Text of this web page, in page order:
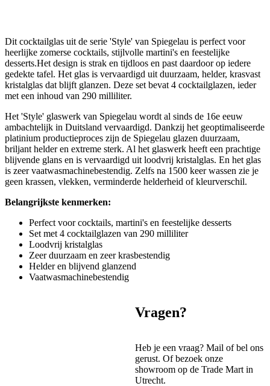
Dit cocktailglas uit de serie 'Style' van Spiegelau is perfect voor
heerlijke zomerse cocktails, stijlvolle martini's en feestelijke
desserts.Het design is strak en tijdloos en past daardoor op iedere
gedekte tafel. Het glas is vervaardigd uit duurzaam, helder, krasvast
kristalglas dat blijft glanzen. Deze set bevat 4 cocktailglazen, ieder
met een inhoud van 290 milliliter.
Het 'Style' glaswerk van Spiegelau wordt al sinds de 16e eeuw
ambachtelijk in Duitsland vervaardigd. Dankzij het geoptimaliseerde
platinium productieproces zijn de Spiegelau glazen duurzaam,
briljant helder en extreme sterk. Al het glaswerk heeft een prachtige
blijvende glans en is vervaardigd uit loodvrij kristalglas. En het glas
is zeer vaatwasmachinebestendig. Zelfs na 1500 keer wassen zie je
geen krassen, vlekken, verminderde helderheid of kleurverschil.
Belangrijkste kenmerken:
Perfect voor cocktails, martini's en feestelijke desserts
Set met 4 cocktailglazen van 290 milliliter
Loodvrij kristalglas
Zeer duurzaam en zeer krasbestendig
Helder en blijvend glanzend
Vaatwasmachinebestendig
Vragen?
Heb je een vraag? Mail of bel ons
gerust. Of bezoek onze
showroom op de Trade Mart in
Utrecht.